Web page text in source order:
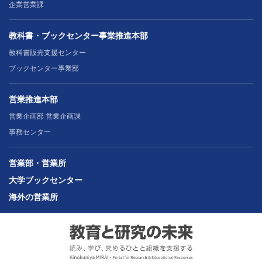
企業営業課
教科書・ブックセンター事業推進本部
教科書販売支援センター
ブックセンター事業部
営業推進本部
営業企画部 営業企画課
事務センター
営業部・営業所
大学ブックセンター
海外の営業所